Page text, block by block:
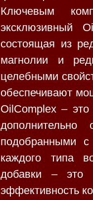
Ключевым
эксклюзивный
состоящая из
магнолии и
целебными
обеспечивают
OilComplex –
дополнительно
подобранными с
каждого типа
добавки – это
эффективность